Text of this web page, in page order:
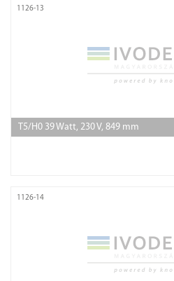
1126-13
T5/H0 39 Watt, 230 V, 849 mm
1126-14